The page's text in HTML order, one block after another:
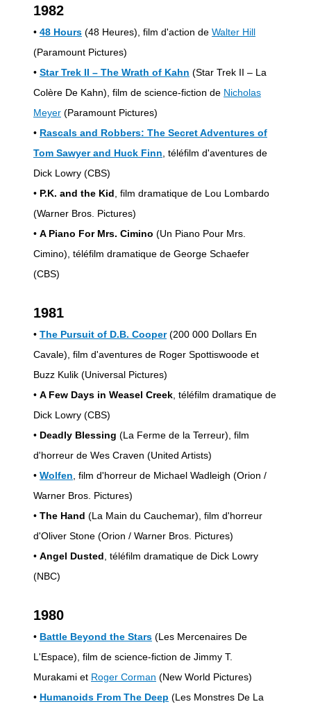
1982
• 48 Hours (48 Heures), film d'action de Walter Hill
(Paramount Pictures)
• Star Trek II – The Wrath of Kahn (Star Trek II – La
Colère De Kahn), film de science-fiction de Nicholas
Meyer (Paramount Pictures)
• Rascals and Robbers: The Secret Adventures of
Tom Sawyer and Huck Finn , téléfilm d'aventures de
Dick Lowry (CBS)
• P.K. and the Kid , film dramatique de Lou Lombardo
(Warner Bros. Pictures)
• A Piano For Mrs. Cimino (Un Piano Pour Mrs.
Cimino), téléfilm dramatique de George Schaefer
(CBS)
1981
• The Pursuit of D.B. Cooper(200 000 Dollars En
Cavale), film d'aventures de Roger Spottiswoode et
Buzz Kulik (Universal Pictures)
• A Few Days in Weasel Creek , téléfilm dramatique de
Dick Lowry (CBS)
• Deadly Blessing (La Ferme de la Terreur), film
d'horreur de Wes Craven (United Artists)
• Wolfen , film d'horreur de Michael Wadleigh (Orion /
Warner Bros. Pictures)
• The Hand (La Main du Cauchemar), film d'horreur
d'Oliver Stone (Orion / Warner Bros. Pictures)
• Angel Dusted , téléfilm dramatique de Dick Lowry
(NBC)
1980
• Battle Beyond the Stars (Les Mercenaires De
L'Espace), film de science-fiction de Jimmy T.
Murakami et Roger Corman (New World Pictures)
• Humanoids From The Deep (Les Monstres De La